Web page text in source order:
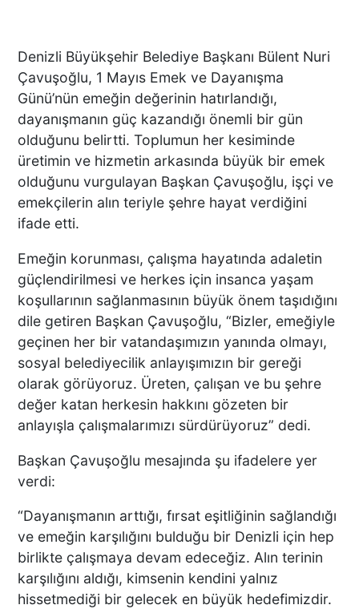
Denizli Büyükşehir Belediye Başkanı Bülent Nuri
Çavuşoğlu, 1 Mayıs Emek ve Dayanışma
Günü’nün emeğin değerinin hatırlandığı,
dayanışmanın güç kazandığı önemli bir gün
olduğunu belirtti. Toplumun her kesiminde
üretimin ve hizmetin arkasında büyük bir emek
olduğunu vurgulayan Başkan Çavuşoğlu, işçi ve
emekçilerin alın teriyle şehre hayat verdiğini
ifade etti.
Emeğin korunması, çalışma hayatında adaletin
güçlendirilmesi ve herkes için insanca yaşam
koşullarının sağlanmasının büyük önem taşıdığını
dile getiren Başkan Çavuşoğlu, “Bizler, emeğiyle
geçinen her bir vatandaşımızın yanında olmayı,
sosyal belediyecilik anlayışımızın bir gereği
olarak görüyoruz. Üreten, çalışan ve bu şehre
değer katan herkesin hakkını gözeten bir
anlayışla çalışmalarımızı sürdürüyoruz” dedi.
Başkan Çavuşoğlu mesajında şu ifadelere yer
verdi:
“Dayanışmanın arttığı, fırsat eşitliğinin sağlandığı
ve emeğin karşılığını bulduğu bir Denizli için hep
birlikte çalışmaya devam edeceğiz. Alın terinin
karşılığını aldığı, kimsenin kendini yalnız
hissetmediği bir gelecek en büyük hedefimizdir.